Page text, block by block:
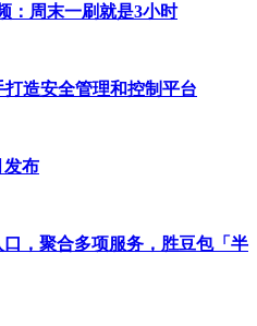
场由“中国智造”引领的机器人
：周末一刷就是3小时
造安全管理和控制平台
发布
，聚合多项服务，胜豆包「半